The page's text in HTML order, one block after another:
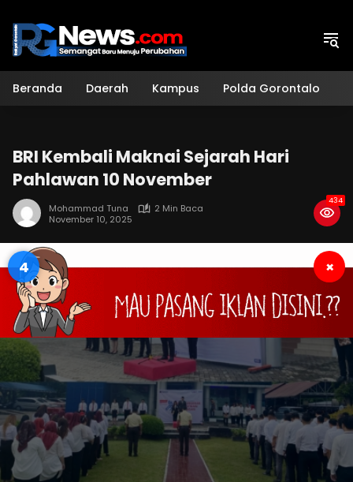
konten
Beranda Daerah Kampus Polda Gorontalo
BRI Kembali Maknai Sejarah Hari
Pahlawan 10 November
Mohammad Tuna
2 Min Baca
November 10, 2025
434
4 ×